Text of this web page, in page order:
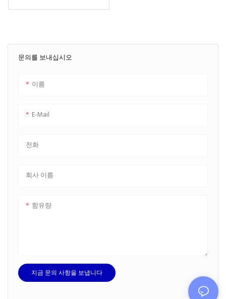
문의를 보내십시오
이름
E-Mail
전화
회사 이름
함유량
지금 문의 사항을 보냅니다